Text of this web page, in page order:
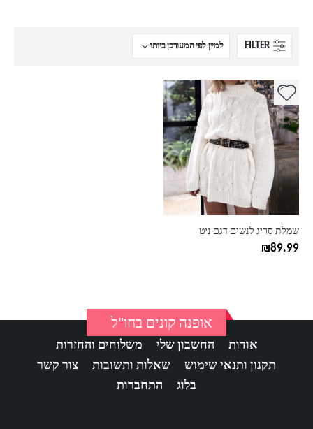
FILTER
שמלת סריג לנשים דגם ניט
₪89.99
למוצר
יש
מספר
סוגים.
ניתן
לבחור
את
האפשרויות
בעמוד
המוצר
אופנה קונים בחו"ל
אודות החשבון שלי
משלוחים והחזרות
תקנון ותנאי שימוש
שאלות ותשובות
צור קשר
בלוג
התחברות